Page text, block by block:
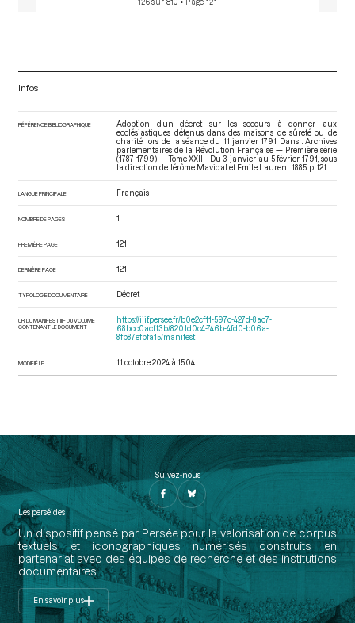
Infos
RÉFÉRENCE BIBLIOGRAPHIQUE
Adoption d'un décret sur les secours à donner aux
ecclésiastiques détenus dans des maisons de sûreté ou de
charité, lors de la séance du 11 janvier 1791. Dans : Archives
parlementaires de la Révolution Française — Première série
(1787-1799) — Tome XXII - Du 3 janvier au 5 février 1791 , sous
la direction de Jérôme Mavidal et Emile Laurent. 1885. p. 121.
LANGUE PRINCIPALE Français
NOMBRE DE PAGES 1
PREMIÈRE PAGE 121
DERNIÈRE PAGE 121
TYPOLOGIE DOCUMENTAIRE Décret
URI DU MANIFEST IIIF DU VOLUME
CONTENANT LE DOCUMENT
https://iiif.persee.fr/b0e2cf11-597c-427d-8ac7-
68bcc0acf13b/8201d0c4-746b-4fd0-b06a-
8fb87efbfa15/manifest
MODIFIÉ LE 11 octobre 2024 à 15:04
Suivez-nous
Les perséides
Un dispositif pensé par Persée pour la valorisation de corpus
textuels et iconographiques numérisés construits en
partenariat avec des équipes de recherche et des institutions
documentaires.
En savoir plus